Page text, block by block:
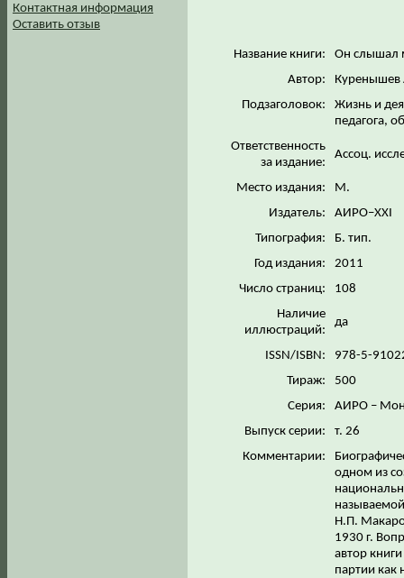
Контактная информация
Оставить отзыв
Название книги:
Он слышал
Автор:
Куренышев
Подзаголовок:
Жизнь и
педагога,
Ответственность
за издание:
Ассоц.
Место издания:
М.
Издатель:
АИРО–ХХI
Типография:
Б. тип.
Год издания:
2011
Число страниц:
108
Наличие
иллюстраций:
да
ISSN/ISBN:
978-5-
Тираж:
500
Серия:
АИРО –
Выпуск серии:
т. 26
Комментарии:
одном из
Н.П.
1930 г.
автор
партии как